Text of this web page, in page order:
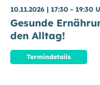
10.11.2026 | 17:30 - 19:30
Gesunde
den Alltag!
Termindetails